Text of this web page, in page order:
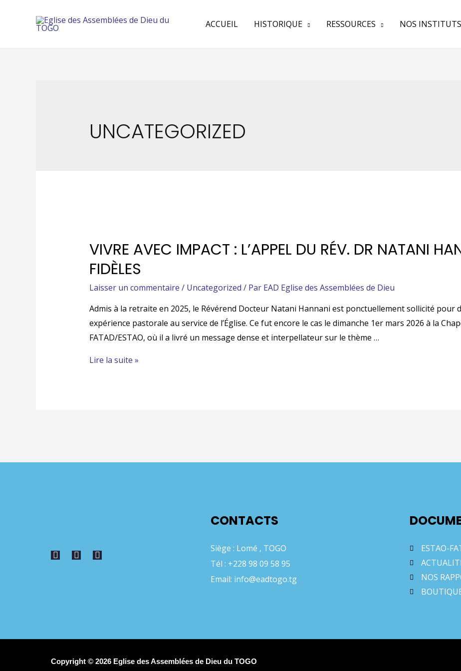
ACCUEIL HISTORIQUE RESSOURCES NOS INSTITUTS
UNCATEGORIZED
VIVRE AVEC IMPACT : L’APPEL DU RÉV. DR NATANI
FIDÈLES
Laisser un commentaire / Uncategorized / Par EAD Eglise des Assemblées de Dieu
Admis à la retraite en 2025, le Révérend Docteur Natani Hannani est ponctuellement sollicité pour
expérience pastorale au service de l’Église. Ce fut encore le cas le dimanche 1er mars 2026 à la
FATAD/ESTAO, où il a livré un message dense et interpellateur sur le thème …
Lire la suite »
CONTACTS
Siège : Lomé , TOGO
Tél : +228 98 09 58 95
Email: info@eadtogo.tg
ESTAO-
NOS
Copyright © 2026 Eglise des Assemblées de Dieu du TOGO